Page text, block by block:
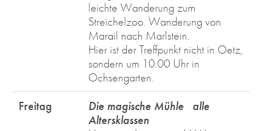
leichte Wanderung zum
Streichelzoo. Wanderung von
Marail nach Marlstein.
Hier ist der Treffpunkt nicht in Oetz,
sondern um 10.00 Uhr in
Ochsengarten.
Freitag
Die magische Mühle alle
Altersklassen